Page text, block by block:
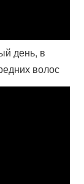
день, в
волос